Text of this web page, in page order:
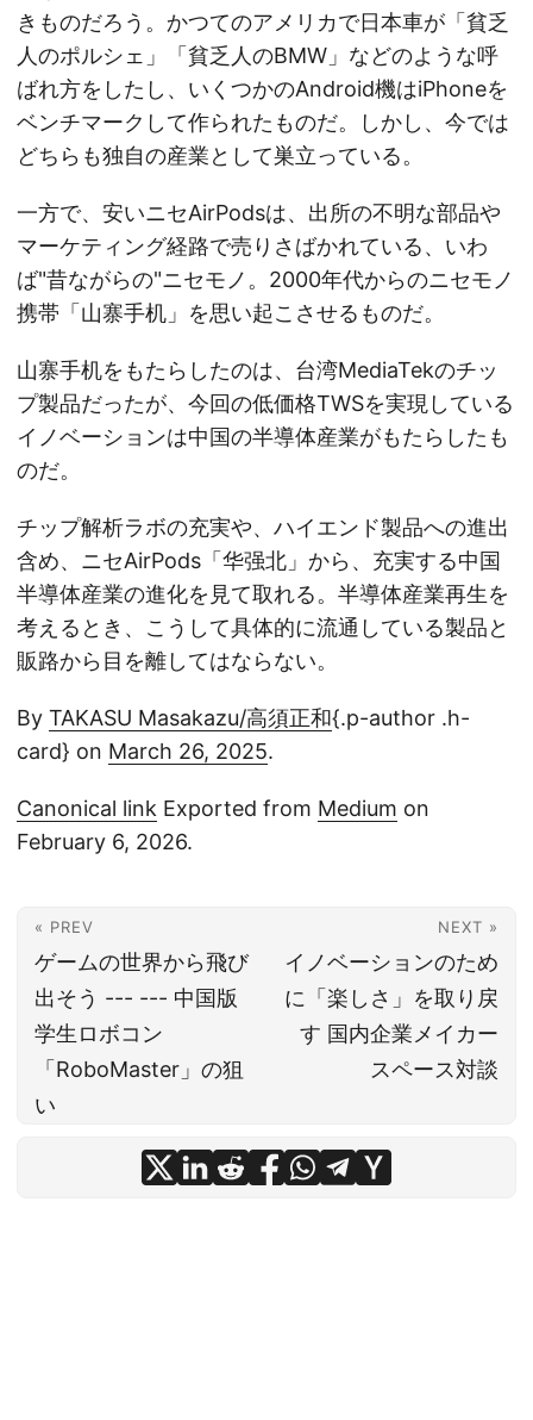
きものだろう。かつてのアメリカで日本車が「貧乏
人のポルシェ」「貧乏人のBMW」などのような呼
ばれ方をしたし、いくつかのAndroid機はiPhoneを
ベンチマークして作られたものだ。しかし、今では
どちらも独自の産業として巣立っている。
一方で、安いニセAirPodsは、出所の不明な部品や
マーケティング経路で売りさばかれている、いわ
ば"昔ながらの"ニセモノ。2000年代からのニセモノ
携帯「山寨手机」を思い起こさせるものだ。
山寨手机をもたらしたのは、台湾MediaTekのチッ
プ製品だったが、今回の低価格TWSを実現している
イノベーションは中国の半導体産業がもたらしたも
のだ。
チップ解析ラボの充実や、ハイエンド製品への進出
含め、ニセAirPods「华强北」から、充実する中国
半導体産業の進化を見て取れる。半導体産業再生を
考えるとき、こうして具体的に流通している製品と
販路から目を離してはならない。
By TAKASU Masakazu/高須正和{.p-author .h-
card} on March 26, 2025.
Canonical link Exported from Medium on
February 6, 2026.
« PREV
ゲームの世界から飛び
出そう --- --- 中国版
学生ロボコン
「RoboMaster」の狙
い
NEXT »
イノベーションのため
に「楽しさ」を取り戻
す 国内企業メイカー
スペース対談